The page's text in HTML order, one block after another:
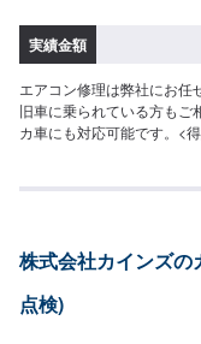
実績金額
エアコン修理は弊社にお任
旧車に乗られている方もご
カ車にも対応可能です。<
タム(合法のもの)も自信を
ださい。
株式会社カインズの
点検)